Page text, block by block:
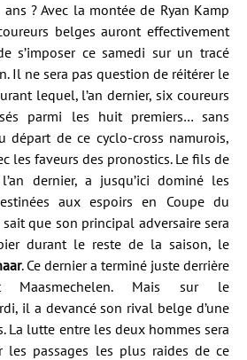
? Avec la montée de Ryan Kamp
belges auront effectivement
s’imposer ce samedi sur un tracé
Il ne sera pas question de réitérer le
lequel, l’an dernier, six coureurs
parmi les huit premiers… sans
départ de ce cyclo-cross namurois,
les faveurs des pronostics. Le fils de
dernier, a jusqu’ici dominé les
aux espoirs en Coupe du
que son principal adversaire sera
durant le reste de la saison, le
. Ce dernier a terminé juste derrière
Mais sur le
il a devancé son rival belge d’une
La lutte entre les deux hommes sera
les passages les plus raides de ce